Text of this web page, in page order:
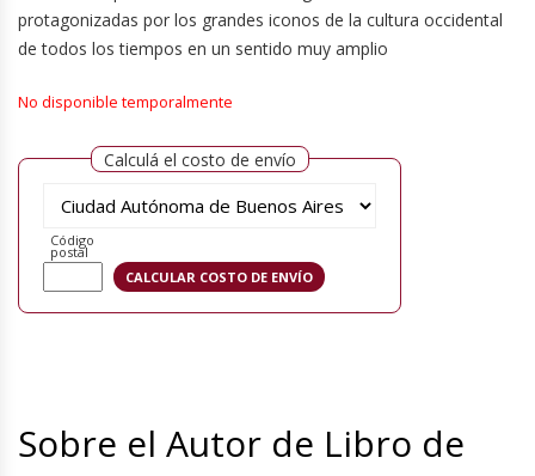
protagonizadas por los grandes iconos de la cultura occidental
de todos los tiempos en un sentido muy amplio
No disponible temporalmente
Calculá el costo de envío
Código
postal
Sobre el Autor de Libro de